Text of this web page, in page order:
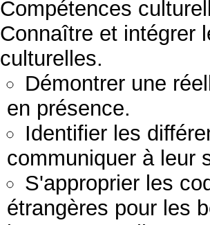
Compétences
Connaître et intégrer
culturelles.
Démontrer une
en présence.
Identifier les
communiquer à leur
S'approprier les
étrangères pour les